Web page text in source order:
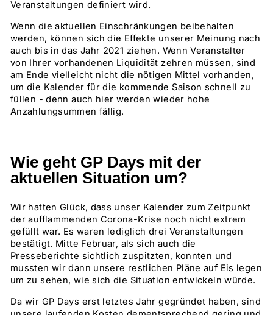
Veranstaltungen definiert wird.
Wenn die aktuellen Einschränkungen beibehalten
werden, können sich die Effekte unserer Meinung nach
auch bis in das Jahr 2021 ziehen. Wenn Veranstalter
von Ihrer vorhandenen Liquidität zehren müssen, sind
am Ende vielleicht nicht die nötigen Mittel vorhanden,
um die Kalender für die kommende Saison schnell zu
füllen - denn auch hier werden wieder hohe
Anzahlungsummen fällig.
Wie geht GP Days mit der
aktuellen Situation um?
Wir hatten Glück, dass unser Kalender zum Zeitpunkt
der aufflammenden Corona-Krise noch nicht extrem
gefüllt war. Es waren lediglich drei Veranstaltungen
bestätigt. Mitte Februar, als sich auch die
Presseberichte sichtlich zuspitzten, konnten und
mussten wir dann unsere restlichen Pläne auf Eis legen
um zu sehen, wie sich die Situation entwickeln würde.
Da wir GP Days erst letztes Jahr gegründet haben, sind